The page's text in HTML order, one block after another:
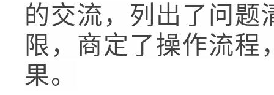
的交流，列出了问题
限，商定了操作流
果。